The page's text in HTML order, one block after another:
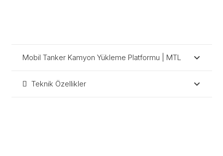
Mobil Tanker Kamyon Yükleme Platformu | MTL
Teknik Özellikler